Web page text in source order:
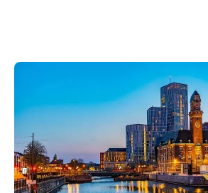
Få hjälp
Välj tillvägagångssätt